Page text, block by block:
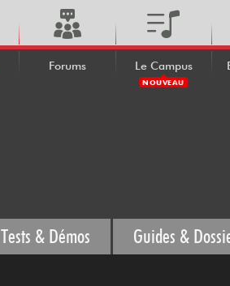
Forums Le Campus
NOUVEAU
Tests & Démos Guides &